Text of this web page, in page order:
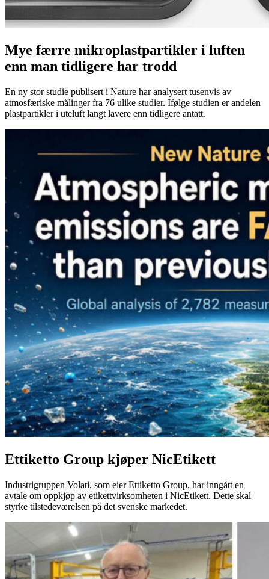
Mye færre mikroplastpartikler i luften
enn man tidligere har trodd
En ny stor studie publisert i Nature har analysert tusenvis av
atmosfæriske målinger fra 76 ulike studier. Ifølge studien er andelen
plastpartikler i uteluft langt lavere enn tidligere antatt.
Ettiketto Group kjøper NicEtikett
Industrigruppen Volati, som eier Ettiketto Group, har inngått en
avtale om oppkjøp av etikettvirksomheten i NicEtikett. Dette skal
styrke tilstedeværelsen på det svenske markedet.